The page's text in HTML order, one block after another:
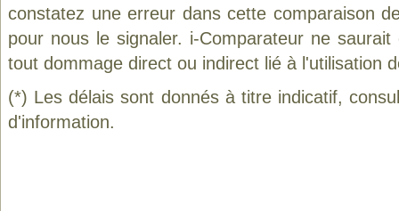
constatez une erreur dans cette comparaison
pour nous le signaler. i-Comparateur ne
tout dommage direct ou indirect lié à l'utilisation
(*) Les délais sont donnés à titre indicatif,
d'information.